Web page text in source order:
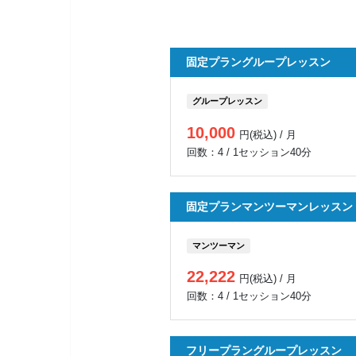
固定プラングループレッスン
グループレッスン
10,000 円(税込) / 月
回数：4 / 1セッション40分
固定プランマンツーマンレッスン
マンツーマン
22,222 円(税込) / 月
回数：4 / 1セッション40分
フリープラングループレッスン